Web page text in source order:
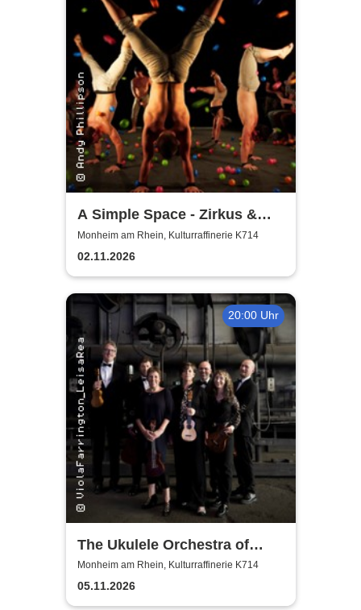
A Simple Space - Zirkus &
Körpertheater
Monheim am Rhein, Kulturraffinerie K714
02.11.2026
20:00 Uhr
The Ukulele Orchestra of
Great Britain
Monheim am Rhein, Kulturraffinerie K714
05.11.2026